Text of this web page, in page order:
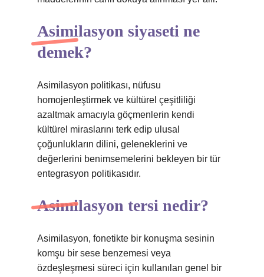
Asimilasyon siyaseti ne
demek?
Asimilasyon politikası, nüfusu
homojenleştirmek ve kültürel çeşitliliği
azaltmak amacıyla göçmenlerin kendi
kültürel miraslarını terk edip ulusal
çoğunlukların dilini, geleneklerini ve
değerlerini benimsemelerini bekleyen bir tür
entegrasyon politikasıdır.
Asimilasyon tersi nedir?
Asimilasyon, fonetikte bir konuşma sesinin
komşu bir sese benzemesi veya
özdeşleşmesi süreci için kullanılan genel bir